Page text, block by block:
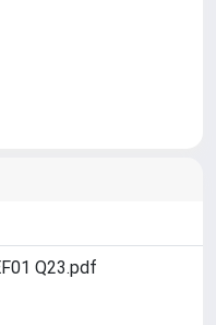
Q23.pdf